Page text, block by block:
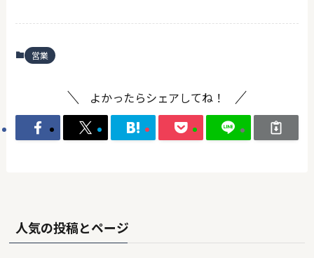
営業
よかったらシェアしてね！
人気の投稿とページ